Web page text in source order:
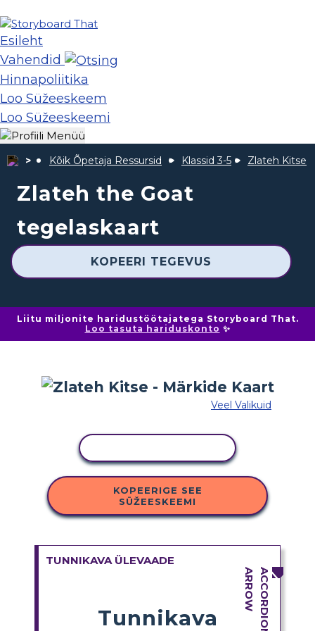
Esileht
Vahendid
Hinnapoliitika
Loo Süžeeskeem
Loo Süžeeskeemi
Kõik Õpetaja Ressursid Klassid 3-5 Zlateh Kitse
Zlateh the Goat
tegelaskaart
KOPEERI TEGEVUS
Liitu miljonite haridustöötajatega Storyboard That.
Loo tasuta hariduskonto ✨
Veel Valikuid
KOPEERIGE SEE
SÜŽEESKEEMI
TUNNIKAVA ÜLEVAADE
Tunnikava